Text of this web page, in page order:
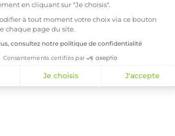
en cliquant sur "Je choisis".
à tout moment votre choix via ce bouton
chaque page du site.
consultez notre politique de confidentialité
Consentements certifiés par
Je choisis J'accepte
ce que c’est ?
sur vos factures d’électricité ?